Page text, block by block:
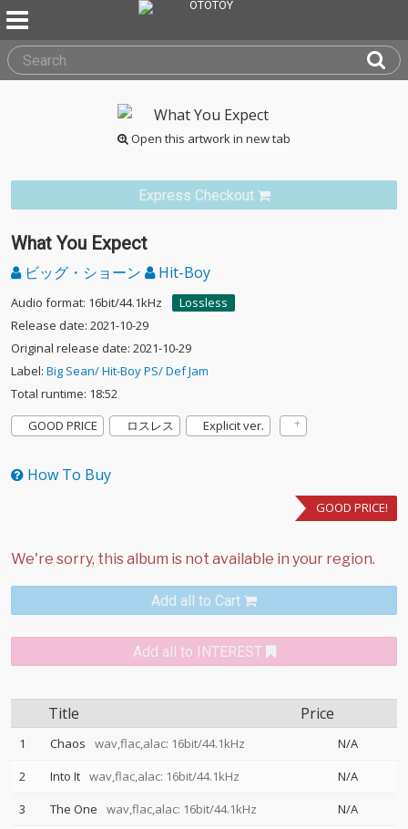
Open this artwork in new tab
Express Checkout
What You Expect
ビッグ・ショーン Hit-Boy
Audio format: 16bit/44.1kHz
Lossless
Release date: 2021-10-29
Original release date: 2021-10-29
Label: Big Sean/ Hit-Boy PS/ Def Jam
Total runtime: 18:52
GOOD PRICE
ロスレス Explicit ver.
How To Buy
GOOD PRICE!
Add all to Cart
Add all to INTEREST
Title Price
1 Chaos wav,flac,alac: 16bit/44.1kHz
N/A
2
Into It wav,flac,alac: 16bit/44.1kHz
N/A
3
The One wav,flac,alac: 16bit/44.1kHz N/A